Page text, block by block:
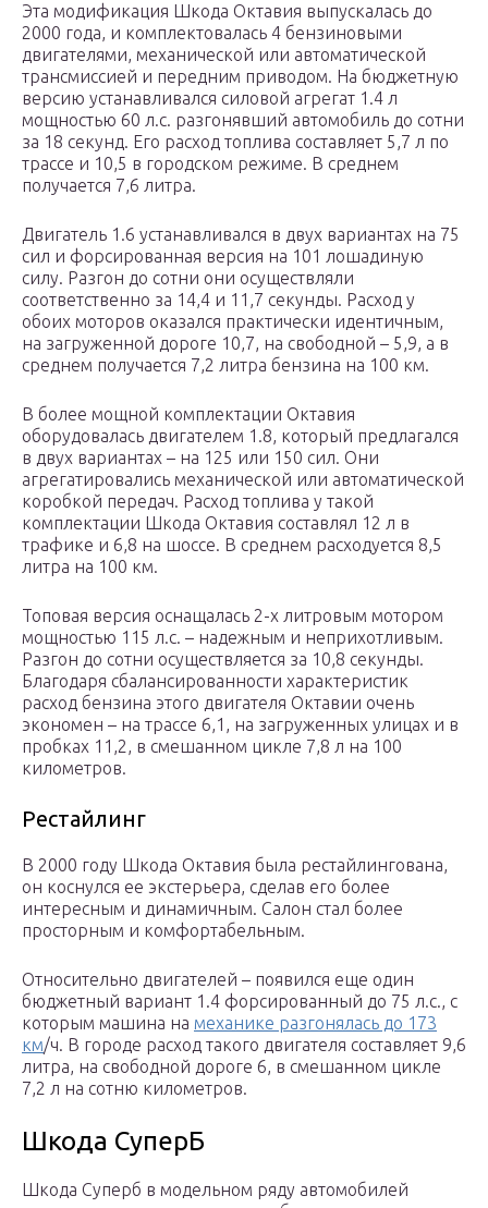
Эта модификация Шкода Октавия выпускалась до
2000 года, и комплектовалась 4 бензиновыми
двигателями, механической или автоматической
трансмиссией и передним приводом. На бюджетную
версию устанавливался силовой агрегат 1.4 л
мощностью 60 л.с. разгонявший автомобиль до сотни
за 18 секунд. Его расход топлива составляет 5,7 л по
трассе и 10,5 в городском режиме. В среднем
получается 7,6 литра.
Двигатель 1.6 устанавливался в двух вариантах на 75
сил и форсированная версия на 101 лошадиную
силу. Разгон до сотни они осуществляли
соответственно за 14,4 и 11,7 секунды. Расход у
обоих моторов оказался практически идентичным,
на загруженной дороге 10,7, на свободной – 5,9, а в
среднем получается 7,2 литра бензина на 100 км.
В более мощной комплектации Октавия
оборудовалась двигателем 1.8, который предлагался
в двух вариантах – на 125 или 150 сил. Они
агрегатировались механической или автоматической
коробкой передач. Расход топлива у такой
комплектации Шкода Октавия составлял 12 л в
трафике и 6,8 на шоссе. В среднем расходуется 8,5
литра на 100 км.
Топовая версия оснащалась 2-х литровым мотором
мощностью 115 л.с. – надежным и неприхотливым.
Разгон до сотни осуществляется за 10,8 секунды.
Благодаря сбалансированности характеристик
расход бензина этого двигателя Октавии очень
экономен – на трассе 6,1, на загруженных улицах и в
пробках 11,2, в смешанном цикле 7,8 л на 100
километров.
Рестайлинг
В 2000 году Шкода Октавия была рестайлингована,
он коснулся ее экстерьера, сделав его более
интересным и динамичным. Салон стал более
просторным и комфортабельным.
Относительно двигателей – появился еще один
бюджетный вариант 1.4 форсированный до 75 л.с., с
которым машина на механике разгонялась до 173
км/ч. В городе расход такого двигателя составляет 9,6
литра, на свободной дороге 6, в смешанном цикле
7,2 л на сотню километров.
Шкода СуперБ
Шкода Суперб в модельном ряду автомобилей